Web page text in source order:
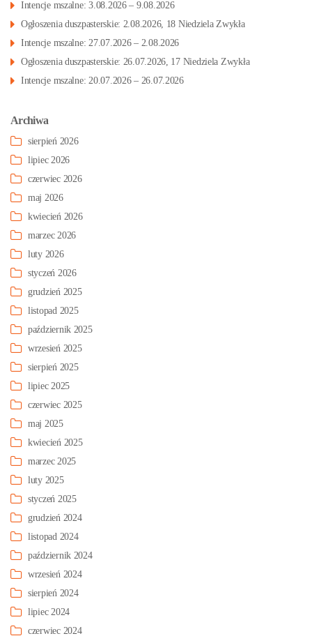
Intencje mszalne: 3.08.2026 – 9.08.2026
Ogłoszenia duszpasterskie: 2.08.2026, 18 Niedziela Zwykła
Intencje mszalne: 27.07.2026 – 2.08.2026
Ogłoszenia duszpasterskie: 26.07.2026, 17 Niedziela Zwykła
Intencje mszalne: 20.07.2026 – 26.07.2026
Archiwa
sierpień 2026
lipiec 2026
czerwiec 2026
maj 2026
kwiecień 2026
marzec 2026
luty 2026
styczeń 2026
grudzień 2025
listopad 2025
październik 2025
wrzesień 2025
sierpień 2025
lipiec 2025
czerwiec 2025
maj 2025
kwiecień 2025
marzec 2025
luty 2025
styczeń 2025
grudzień 2024
listopad 2024
październik 2024
wrzesień 2024
sierpień 2024
lipiec 2024
czerwiec 2024